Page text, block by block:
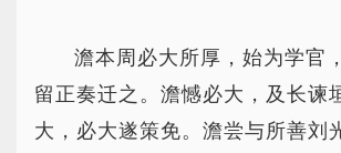
澹本周必大所厚，始为学官
留正奏迁之。澹憾必大，及长谏
大，必大遂策免。澹尝与所善刘